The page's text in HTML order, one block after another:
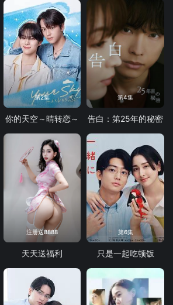
第2集
你的天空～晴转恋～
第4集
告白：第25年的秘密
注册送8888
天天送福利
第6集
只是一起吃顿饭